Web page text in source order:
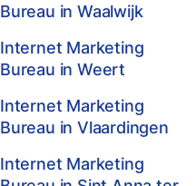
Bureau in Waalwijk
Internet Marketing
Bureau in Weert
Internet Marketing
Bureau in Vlaardingen
Internet Marketing